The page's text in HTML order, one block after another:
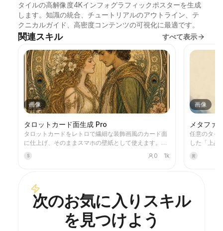
タイルの高解像度4Kインフォグラフィックポスターを生成
します。知識の統合、チュートリアルのアウトライン、テ
クニカルガイド、高密度コンテンツの可視化に最適です。
関連スキル すべて表示
画像
タロットカード面生成 Pro
タロットカードをレトロで繊細な装飾画風のカード面
に仕上げ、そのままスマホの壁紙として使えます。好
きなテーマ（北欧神話や某アニメ・ゲームのIPなど）
や引きたいカードを伝えると、スタイルが統一され
ム選択に対応し、画像は繊細で長く楽しめる仕上がり
で、粗いAI特有のプラスチック感はありません。
YouMindの定期タスクと組み合わせて、毎朝自動でカ
ードを引いて解釈することも可能です（定期タスクの
設定はご自身で行う必要があります）。
S 0 1k
画像
メタファ
任意のタイ
した「上品
なブルー＋
黄
次のお気に入りスキル
を見つけよう